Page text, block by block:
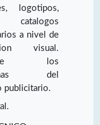
logotipos,
catalogos
a nivel de
visual.
los
del
publicitario.